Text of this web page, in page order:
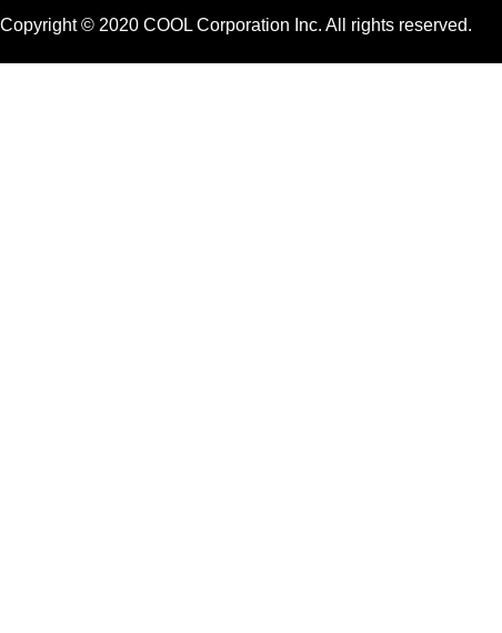
Copyright © 2020 COOL Corporation Inc. All rights reserved.